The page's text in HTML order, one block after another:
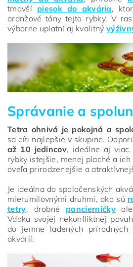
tmavší piesok do akvária,
oranžové tóny tejto rybky. V
výborne uplatní aj kvalitný
Správanie a
Tetra ohnivá je pokojná a
sa cíti najlepšie v skupine.
až 10 jedincov, ideálne aj
rybky istejšie, menej plaché a
oveľa prirodzenejšie a
Je ideálna do spoločenských
mierumilovnými druhmi, ako sú
tetry, drobné pancierničky
Vďaka svojej nekonfliktnej
do jemne ladených
akvárií.